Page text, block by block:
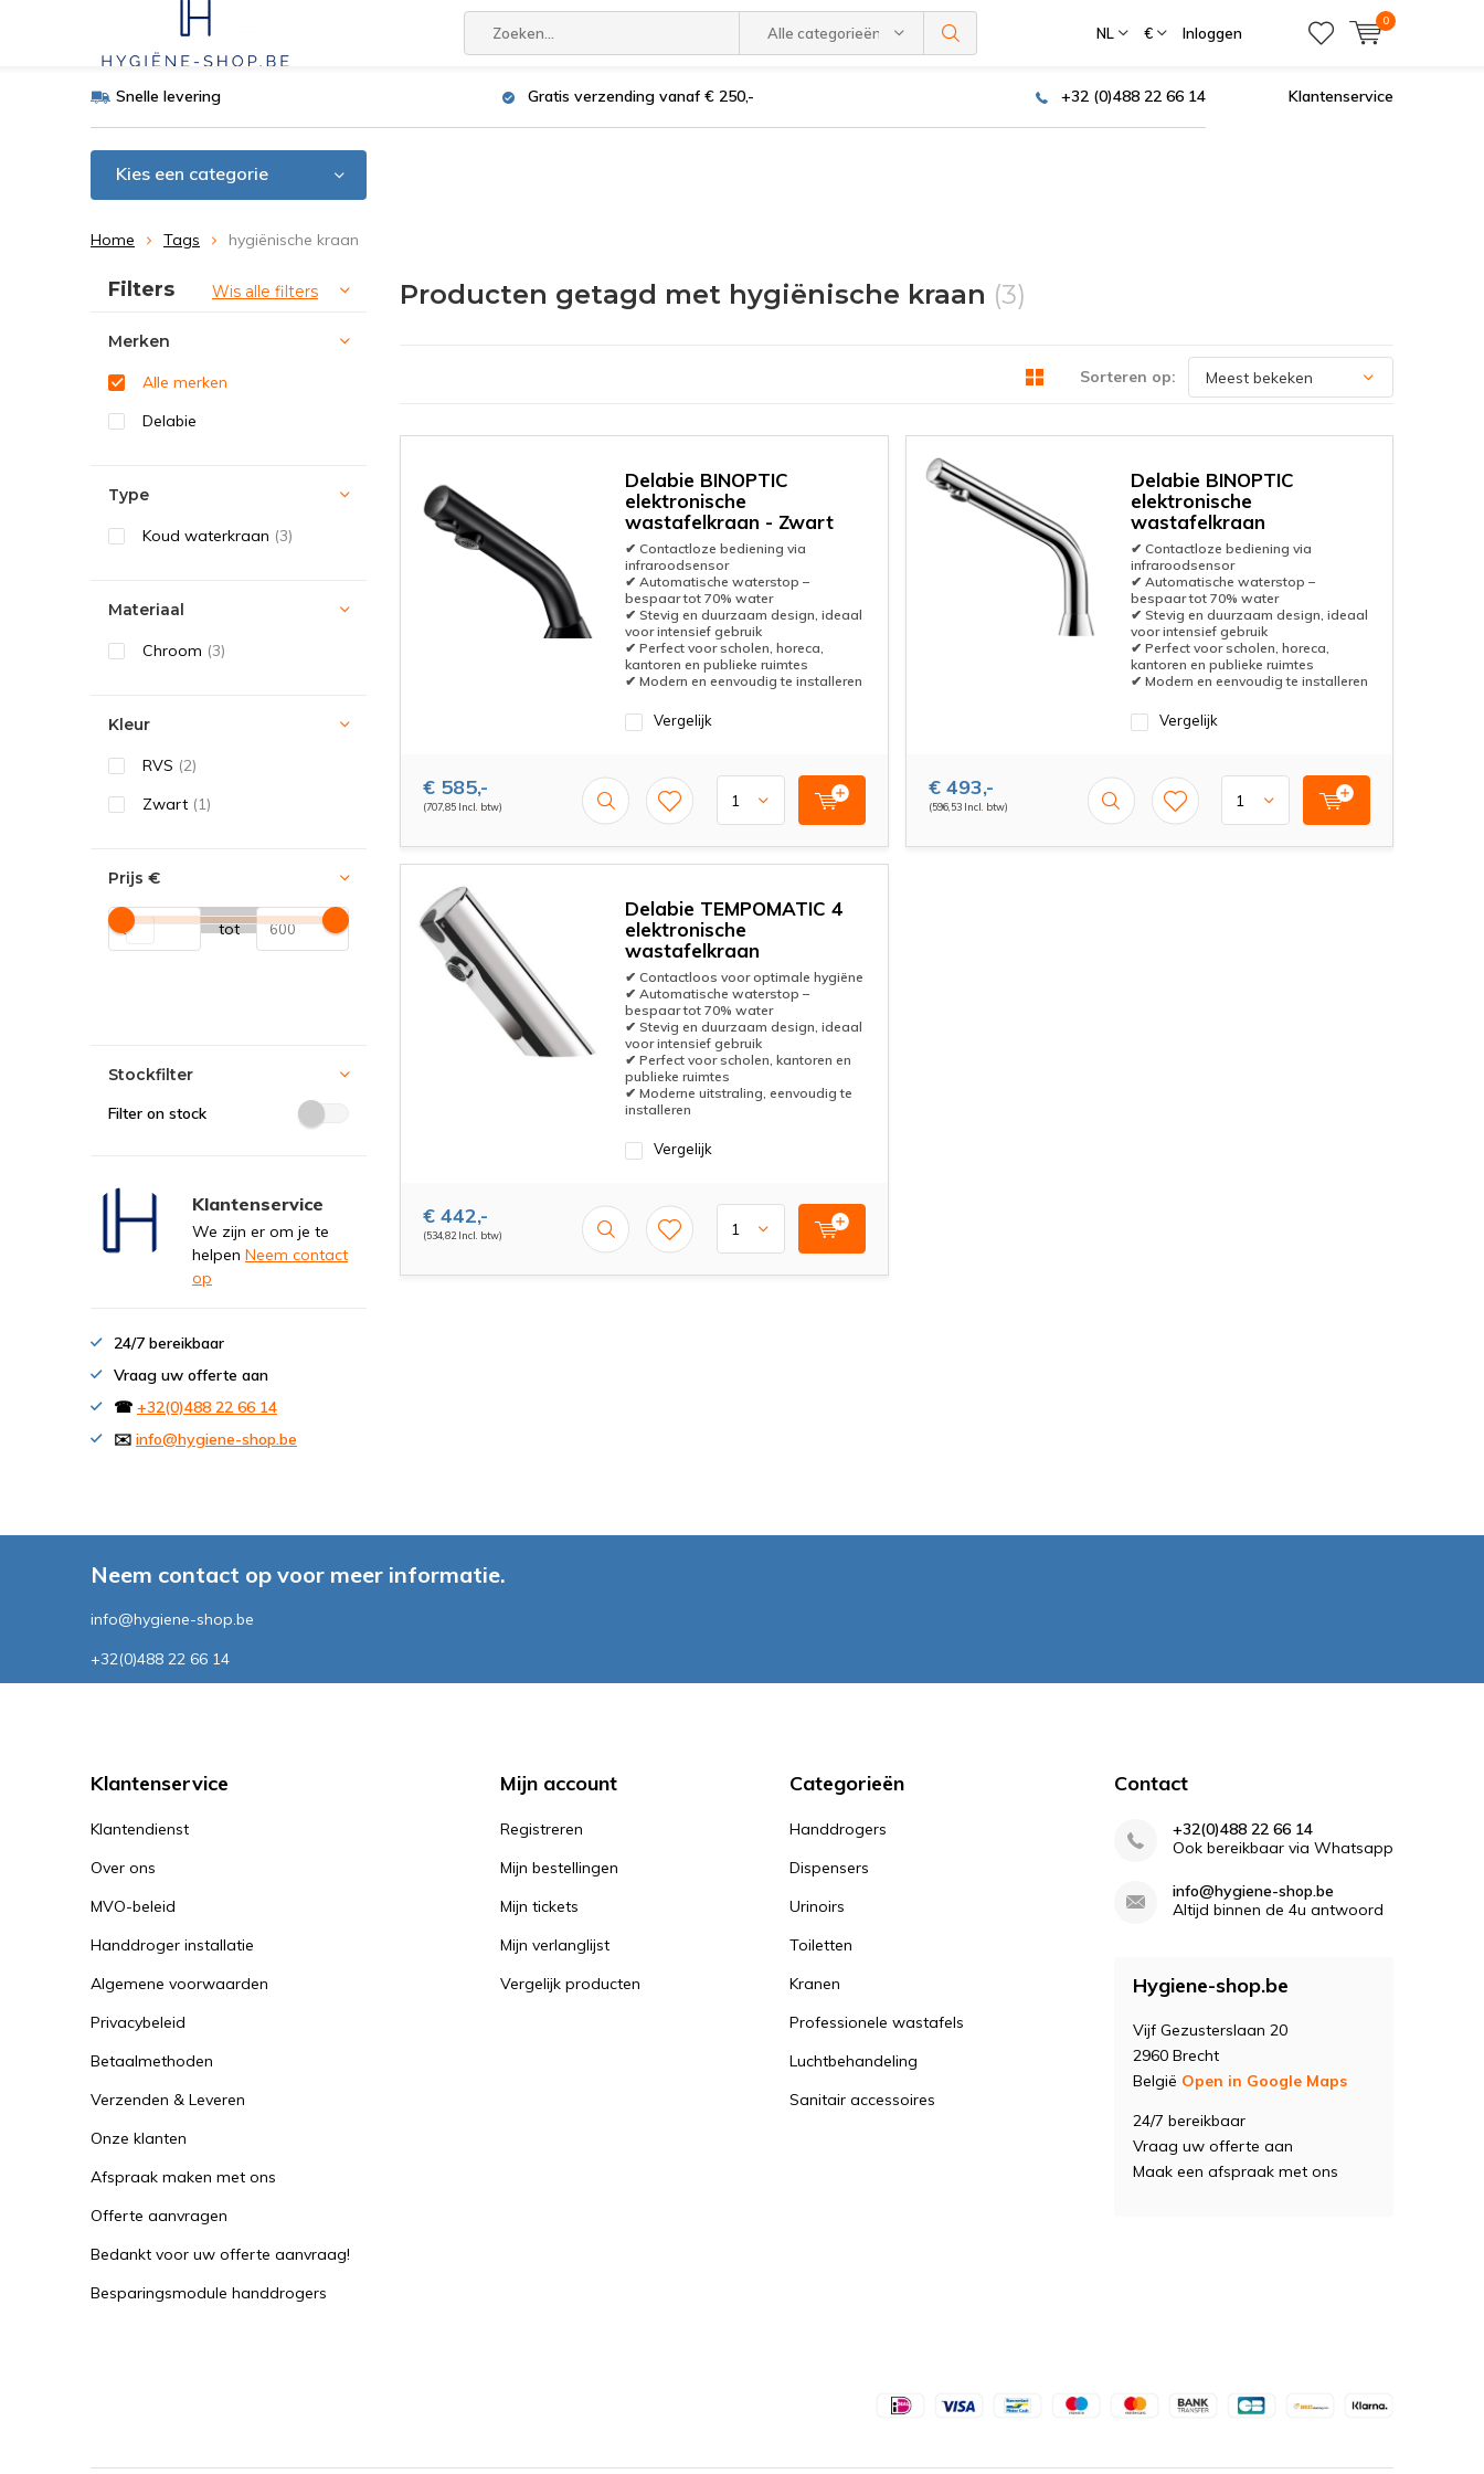
Alle categorieën NL € Inloggen
0
Snelle levering Gratis verzending vanaf € 250,- +32 (0)488 22 66 14 Klantenservice
Kies een categorie
Home Tags hygiënische kraan
Producten getagd met hygiënische kraan (3)
Sorteren op:
Delabie BINOPTIC
elektronische
wastafelkraan - Zwart
✔ Contactloze bediening via
infraroodsensor
✔ Automatische waterstop –
bespaar tot 70% water
✔ Stevig en duurzaam design, ideaal
voor intensief gebruik
✔ Perfect voor scholen, horeca,
kantoren en publieke ruimtes
✔ Modern en eenvoudig te installeren
Vergelijk
€ 585,-
(707,85 Incl. btw)
Delabie BINOPTIC
elektronische
wastafelkraan
✔ Contactloze bediening via
infraroodsensor
✔ Automatische waterstop –
bespaar tot 70% water
✔ Stevig en duurzaam design, ideaal
voor intensief gebruik
✔ Perfect voor scholen, horeca,
kantoren en publieke ruimtes
✔ Modern en eenvoudig te installeren
Vergelijk
€ 493,-
(596,53 Incl. btw)
Delabie TEMPOMATIC 4
elektronische
wastafelkraan
✔ Contactloos voor optimale hygiëne
✔ Automatische waterstop –
bespaar tot 70% water
✔ Stevig en duurzaam design, ideaal
voor intensief gebruik
✔ Perfect voor scholen, kantoren en
publieke ruimtes
✔ Moderne uitstraling, eenvoudig te
installeren
Vergelijk
€ 442,-
(534,82 Incl. btw)
Sorteren op:
Filters Wis alle filters
Merken
Alle merken
Delabie
Type
Koud waterkraan (3)
Materiaal
Chroom (3)
Kleur
RVS (2)
Zwart (1)
Prijs €
tot
Stockfilter
Filter on stock
Klantenservice
We zijn er om je te
helpen Neem contact
op
24/7 bereikbaar
Vraag uw offerte aan
☎ +32(0)488 22 66 14
✉️ info@hygiene-shop.be
Neem contact op voor meer informatie.
info@hygiene-shop.be
+32(0)488 22 66 14
Klantenservice
Klantendienst
Over ons
MVO-beleid
Handdroger installatie
Algemene voorwaarden
Privacybeleid
Betaalmethoden
Verzenden & Leveren
Onze klanten
Afspraak maken met ons
Offerte aanvragen
Bedankt voor uw offerte aanvraag!
Besparingsmodule handdrogers
Mijn account
Registreren
Mijn bestellingen
Mijn tickets
Mijn verlanglijst
Vergelijk producten
Categorieën
Handdrogers
Dispensers
Urinoirs
Toiletten
Kranen
Professionele wastafels
Luchtbehandeling
Sanitair accessoires
Contact
+32(0)488 22 66 14
Ook bereikbaar via Whatsapp
info@hygiene-shop.be
Altijd binnen de 4u antwoord
Hygiene-shop.be
Vijf Gezusterslaan 20
2960 Brecht
België Open in Google Maps
24/7 bereikbaar
Vraag uw offerte aan
Maak een afspraak met ons